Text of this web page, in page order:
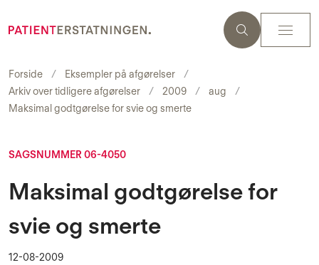
Forside
Eksempler på afgørelser
Arkiv over tidligere afgørelser
2009
aug
Maksimal godtgørelse for svie og smerte
SAGSNUMMER 06-4050
Maksimal godtgørelse for
svie og smerte
12-08-2009